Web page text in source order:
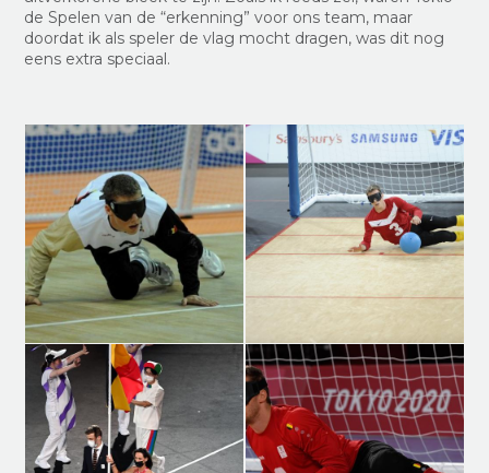
de Spelen van de “erkenning” voor ons team, maar
doordat ik als speler de vlag mocht dragen, was dit nog
eens extra speciaal.